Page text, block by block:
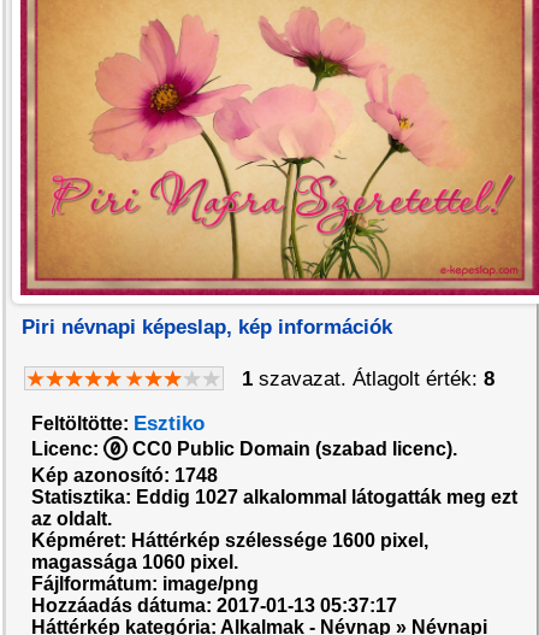
Piri névnapi képeslap, kép információk
1 szavazat. Átlagolt érték: 8
Feltöltötte: Esztiko
Licenc:
CC0 Public Domain (szabad licenc).
Kép azonosító: 1748
Statisztika: Eddig 1027 alkalommal látogatták meg ezt
az oldalt.
Képméret: Háttérkép szélessége 1600 pixel,
magassága 1060 pixel.
Fájlformátum: image/png
Hozzáadás dátuma: 2017-01-13 05:37:17
Háttérkép kategória: Alkalmak - Névnap » Névnapi